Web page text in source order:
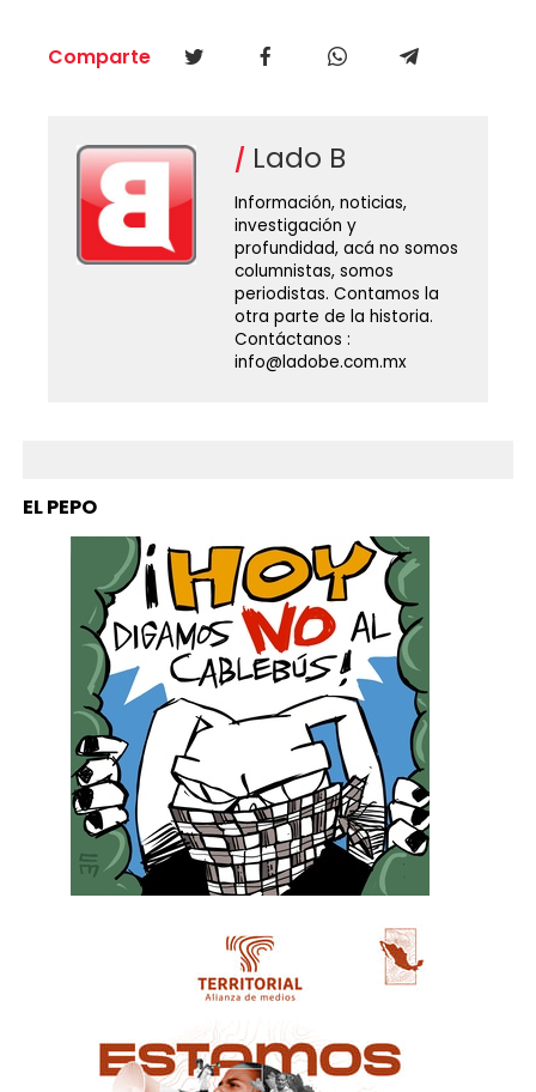
Comparte
Lado B
Información, noticias,
investigación y
profundidad, acá no somos
columnistas, somos
periodistas. Contamos la
otra parte de la historia.
Contáctanos :
info@ladobe.com.mx
EL PEPO